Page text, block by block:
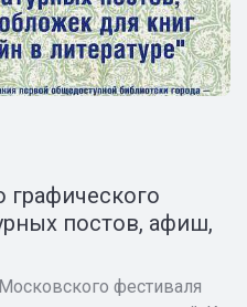
постов, афиш,
фестиваля